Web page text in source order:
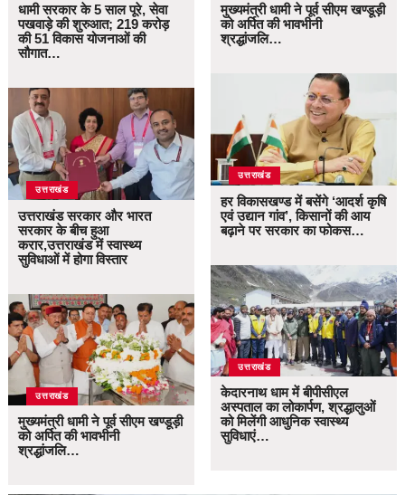
धामी सरकार के 5 साल पूरे, सेवा
पखवाड़े की शुरुआत; 219 करोड़
की 51 विकास योजनाओं की
सौगात…
उत्तराखंड
उत्तराखंड सरकार और भारत
सरकार के बीच हुआ
करार,उत्तराखंड में स्वास्थ्य
सुविधाओं में होगा विस्तार
उत्तराखंड
मुख्यमंत्री धामी ने पूर्व सीएम खण्डूड़ी
को अर्पित की भावभीनी
श्रद्धांजलि…
मुख्यमंत्री धामी ने पूर्व सीएम खण्डूड़ी
को अर्पित की भावभीनी
श्रद्धांजलि…
उत्तराखंड
हर विकासखण्ड में बसेंगे ‘आदर्श कृषि
एवं उद्यान गांव’, किसानों की आय
बढ़ाने पर सरकार का फोकस…
उत्तराखंड
केदारनाथ धाम में बीपीसीएल
अस्पताल का लोकार्पण, श्रद्धालुओं
को मिलेंगी आधुनिक स्वास्थ्य
सुविधाएं…